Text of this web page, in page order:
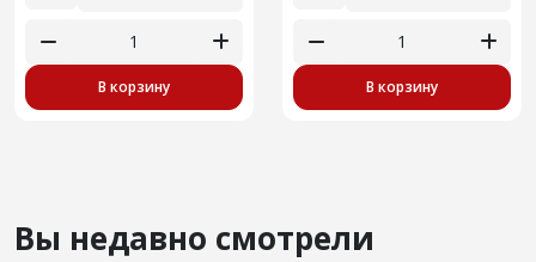
В корзину В корзину
Вы недавно смотрели